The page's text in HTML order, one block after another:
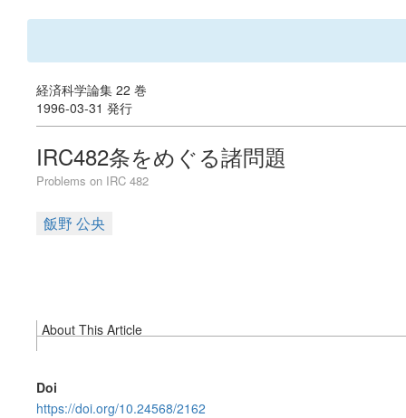
経済科学論集 22 巻
1996-03-31 発行
IRC482条をめぐる諸問題
Problems on IRC 482
飯野 公央
About This Article
Doi
https://doi.org/10.24568/2162